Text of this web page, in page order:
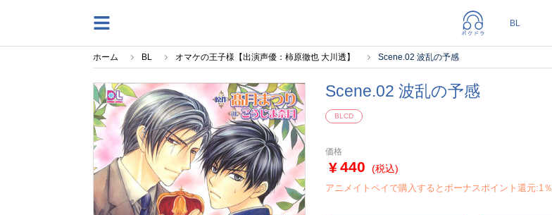
ホーム BL オマケの王子様【出演声優：柿原徹也 大川透】 Scene.02 波乱の予感
Scene.02 波乱の予感
BLCD
価格
440 (税込)
アニメイトペイで購入するとボーナスポイント還元:1％